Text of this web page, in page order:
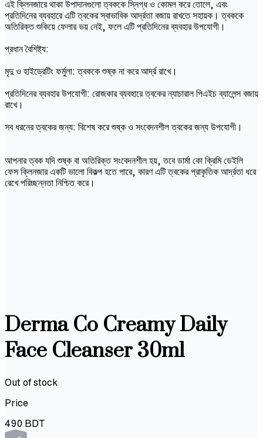
এই ক্লিনজারে থাকা উপাদানগুলো ত্বককে স্নিগ্ধ ও কোমল করে তোলে, এবং
প্রতিদিনের ব্যবহারে এটি ত্বকের স্বাভাবিক আর্দ্রতা বজায় রাখতে সহায়ক। ত্বককে
অতিরিক্ত শুকিয়ে ফেলার ভয় নেই, ফলে এটি প্রতিদিনের ব্যবহার উপযোগী।
প্রধান বৈশিষ্ট্য:
মৃদু ও হাইড্রেটিং ফর্মুলা: ত্বককে শুষ্ক না করে আর্দ্র রাখে।
প্রতিদিনের ব্যবহার উপযোগী: রোজকার ব্যবহারে ত্বকের ন্যাচারাল পিএইচ ব্যালেন্স বজায়
রাখে।
সব ধরনের ত্বকের জন্য: বিশেষ করে শুষ্ক ও সংবেদনশীল ত্বকের জন্য উপযোগী।
আপনার ত্বক যদি শুষ্ক বা অতিরিক্ত সংবেদনশীল হয়, তবে ডার্মা কো ক্রিমি ডেইলি
ফেস ক্লিনজার একটি ভালো বিকল্প হতে পারে, কারণ এটি ত্বকের প্রাকৃতিক আর্দ্রতা ধরে
রেখে পরিচ্ছন্নতা নিশ্চিত করে।
Derma Co Creamy Daily
Face Cleanser 30ml
Out of stock
Price
490 BDT